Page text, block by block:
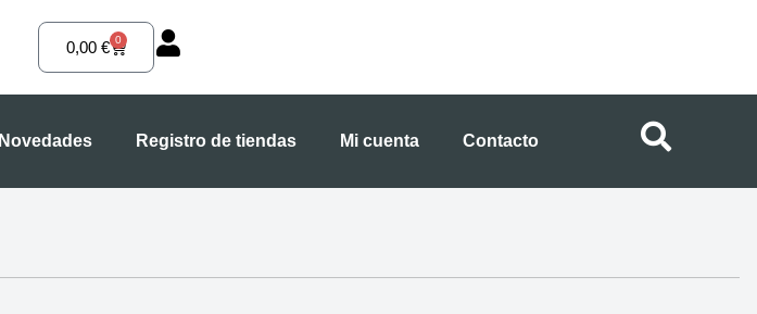
0,00 € 0
Carrito
Novedades Registro de tiendas Mi cuenta Contacto